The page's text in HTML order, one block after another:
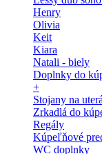
Henry
Olivia
Keit
Kiara
Natali - biely
Doplnky do
+
Stojany na
Zrkadlá do
Regály
Kúpeľňové
WC doplnky